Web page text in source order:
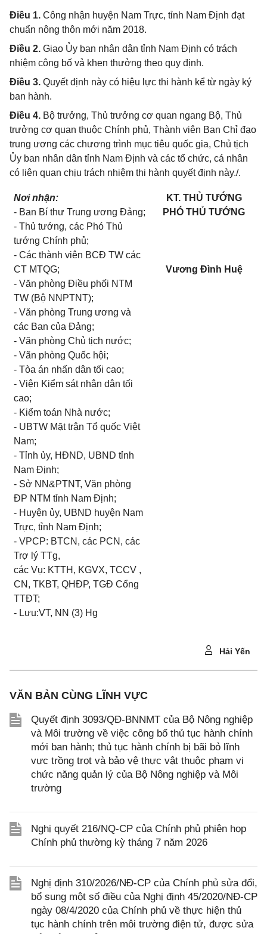
Điều 1. Công nhận huyện Nam Trực, tỉnh Nam Định đạt
chuẩn nông thôn mới năm 2018.
Điều 2. Giao Ủy ban nhân dân tỉnh Nam Định có trách
nhiệm công bố vả khen thưởng theo quy định.
Điều 3. Quyết định này có hiệu lực thi hành kể từ ngày ký
ban hành.
Điều 4. Bộ trưởng, Thủ trưởng cơ quan ngang Bộ, Thủ
trưởng cơ quan thuộc Chính phủ, Thành viên Ban Chỉ đạo
trung ương các chương trình mục tiêu quốc gia, Chủ tịch
Ủy ban nhân dân tỉnh Nam Định và các tổ chức, cá nhân
có liên quan chịu trách nhiệm thi hành quyết định này./.
Nơi nhận:
- Ban Bí thư Trung ương Đảng;
- Thủ tướng, các Phó Thủ
tướng Chính phủ;
- Các thành viên BCĐ TW các
CT MTQG;
- Văn phòng Điều phối NTM
TW (Bộ NNPTNT);
- Văn phòng Trung ương và
các Ban của Đảng;
- Văn phòng Chủ tịch nước;
- Vãn phòng Quốc hội;
- Tòa án nhấn dân tối cao;
- Viện Kiểm sát nhân dân tối
cao;
- Kiểm toán Nhà nước;
- UBTW Mặt trận Tổ quốc Việt
Nam;
- Tỉnh ủy, HĐND, UBND tỉnh
Nam Định;
- Sở NN&PTNT, Văn phòng
ĐP NTM tỉnh Nam Định;
- Huyện ủy, UBND huyện Nam
Trực, tỉnh Nam Định;
- VPCP: BTCN,các PCN,các
Trợ lý TTg,
các Vụ: KTTH, KGVX, TCCV ,
CN, TKBT,QHĐP, TGĐ Cổng
TTĐT;
- Lưu:VT, NN (3) Hg
KT. THỦ TƯỚNG
PHÓ THỦ TƯỚNG
Vương Đình Huệ
Hải Yến
VĂN BẢN CÙNG LĨNH VỰC
Quyết định 3093/QĐ-BNNMT của Bộ Nông nghiệp
và Môi trường về việc công bố thủ tục hành chính
mới ban hành; thủ tục hành chính bị bãi bỏ lĩnh
vực trồng trọt và bảo vệ thực vật thuộc phạm vi
chức năng quản lý của Bộ Nông nghiệp và Môi
trường
Nghị quyết 216/NQ-CP của Chính phủ phiên họp
Chính phủ thường kỳ tháng 7 năm 2026
Nghị định 310/2026/NĐ-CP của Chính phủ sửa đổi,
bổ sung một số điều của Nghị định 45/2020/NĐ-CP
ngày 08/4/2020 của Chính phủ về thực hiện thủ
tục hành chính trên môi trường điện tử, được sửa